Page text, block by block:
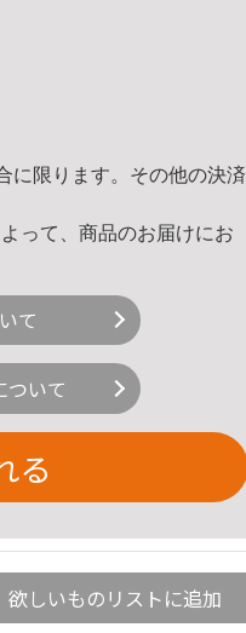
に限ります。その他の決済
って、商品のお届けにお
て
ついて
る
欲しいものリストに追加